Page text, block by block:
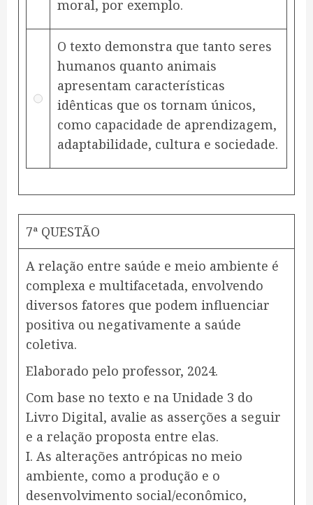
moral, por exemplo.
O texto demonstra que tanto seres
humanos quanto animais
apresentam características
idênticas que os tornam únicos,
como capacidade de aprendizagem,
adaptabilidade, cultura e sociedade.
7ª QUESTÃO
A relação entre saúde e meio ambiente é
complexa e multifacetada, envolvendo
diversos fatores que podem influenciar
positiva ou negativamente a saúde
coletiva.
Elaborado pelo professor, 2024.
Com base no texto e na Unidade 3 do
Livro Digital, avalie as asserções a seguir
e a relação proposta entre elas.
I. As alterações antrópicas no meio
ambiente, como a produção e o
desenvolvimento social/econômico,